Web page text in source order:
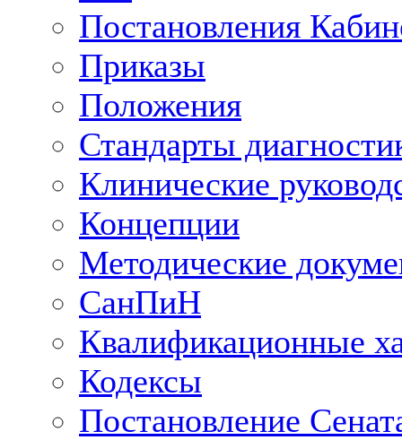
Постановления
Приказы
Положения
Стандарты
Клинические
Концепции
Методические
СанПиН
Квалификационные
Кодексы
Постановление